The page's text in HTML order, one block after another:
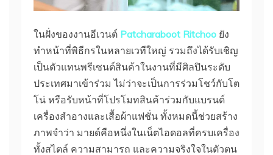
ในฝั่งของงานอีเวนต์ Patcharaboot Ritchoo ยัง
ทำหน้าที่พิธีกรในหลายเวทีใหญ่ รวมถึงได้รับเชิญ
เป็นตัวแทนพรีเซนต์สินค้าในงานที่มีศิลปินระดับ
ประเทศมาเข้าร่วม ไม่ว่าจะเป็นการร่วมโชว์กับโต
โน่ หรือรับหน้าที่โปรโมทสินค้าร่วมกับแบรนด์
เครื่องสำอางและเสื้อผ้าแฟชั่น ทั้งหมดนี้ช่วยสร้าง
ภาพจำว่า มายด์คือหนึ่งในเน็ตไอดอลที่ครบเครื่อง
ทั้งสไตล์ ความสามารถ และความจริงใจในตัวตน